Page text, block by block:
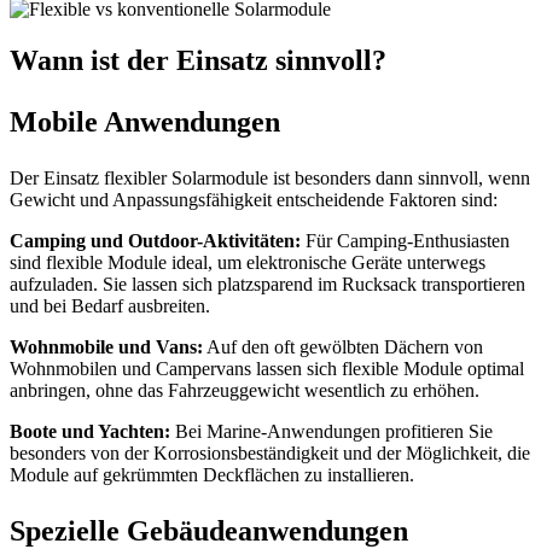
Wann ist der Einsatz sinnvoll?
Mobile Anwendungen
Der Einsatz flexibler Solarmodule ist besonders dann sinnvoll, wenn
Gewicht und Anpassungsfähigkeit entscheidende Faktoren sind:
Camping und Outdoor-Aktivitäten: Für Camping-Enthusiasten
sind flexible Module ideal, um elektronische Geräte unterwegs
aufzuladen. Sie lassen sich platzsparend im Rucksack transportieren
und bei Bedarf ausbreiten.
Wohnmobile und Vans: Auf den oft gewölbten Dächern von
Wohnmobilen und Campervans lassen sich flexible Module optimal
anbringen, ohne das Fahrzeuggewicht wesentlich zu erhöhen.
Boote und Yachten: Bei Marine-Anwendungen profitieren Sie
besonders von der Korrosionsbeständigkeit und der Möglichkeit, die
Module auf gekrümmten Deckflächen zu installieren.
Spezielle Gebäudeanwendungen